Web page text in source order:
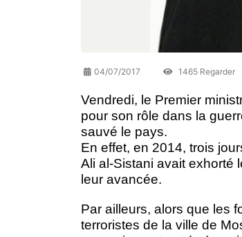
04/07/2017 1465 Regarder
Vendredi, le Premier
pour son rôle dans la
sauvé le pays.
En effet, en 2014, trois
Ali al-Sistani avait exhorté
leur avancée.
Par ailleurs, alors que les
terroristes de la ville de